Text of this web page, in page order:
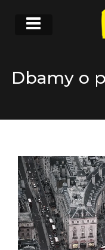
Dbamy o
Odtwarzacz
video